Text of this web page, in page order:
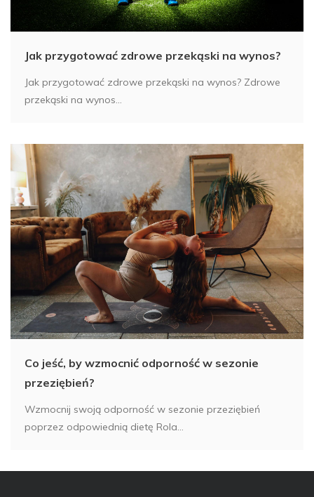
Jak przygotować zdrowe przekąski na wynos?
Jak przygotować zdrowe przekąski na wynos? Zdrowe
przekąski na wynos...
Co jeść, by wzmocnić odporność w sezonie
przeziębień?
Wzmocnij swoją odporność w sezonie przeziębień
poprzez odpowiednią dietę Rola...